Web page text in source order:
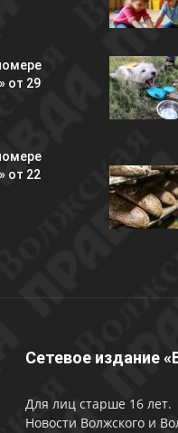
от 29
от 22
Сетевое издание
Для лиц старше 16 лет.
Новости Волжского и